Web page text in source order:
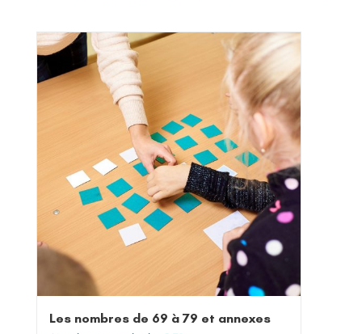
Les nombres de 69 à 79 et annexes